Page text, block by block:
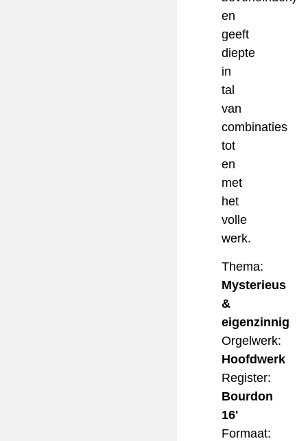
en
geeft
diepte
in
tal
van
combinaties
tot
en
met
het
volle
werk.
Thema:
Mysterieus
&
eigenzinnig
Orgelwerk:
Hoofdwerk
Register:
Bourdon
16'
Formaat: